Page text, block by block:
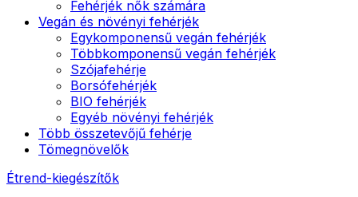
Fehérjék nők számára
Vegán és növényi fehérjék
Egykomponensű vegán fehérjék
Többkomponensű vegán fehérjék
Szójafehérje
Borsófehérjék
BIO fehérjék
Egyéb növényi fehérjék
Több összetevőjű fehérje
Tömegnövelők
Étrend-kiegészítők